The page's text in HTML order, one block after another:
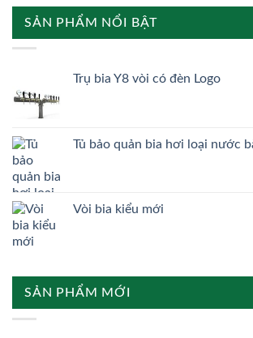
SẢN PHẨM NỔI BẬT
Trụ bia Y8 vòi có đèn Logo
Tủ bảo quản bia hơi loại nước
Vòi bia kiểu mới
SẢN PHẨM MỚI